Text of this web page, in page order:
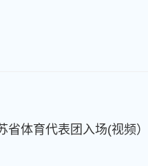
省体育代表团入场(视频）